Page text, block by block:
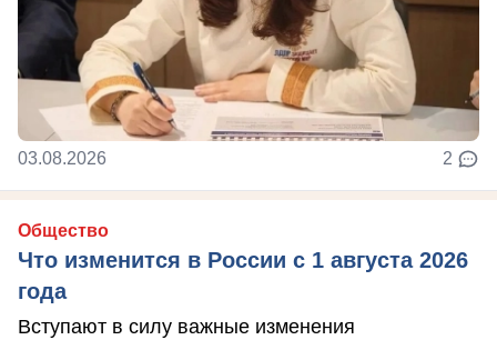
03.08.2026 2
Общество
Что изменится в России с 1 августа 2026
года
Вступают в силу важные изменения